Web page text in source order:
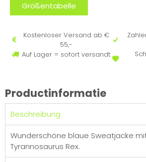
Größentabelle
Kostenloser Versand ab €
55,-
Auf Lager = sofort versandt
Productinformatie
Beschreibung
Wunderschöne blaue Sweatjacke
Tyrannosaurus Rex.